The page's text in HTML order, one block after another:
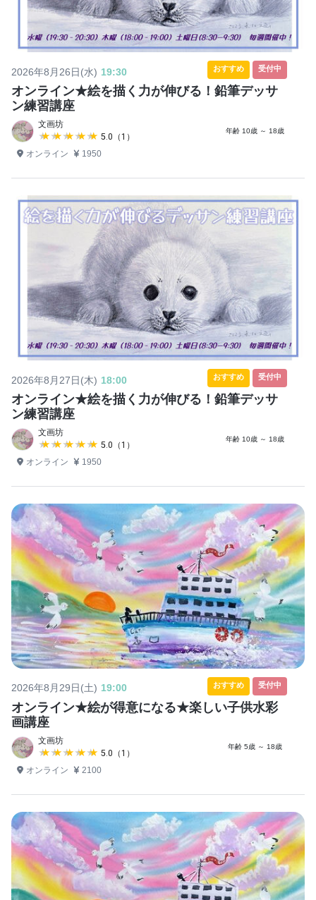
2026年8月26日(水) 19:30 おすすめ 受付中
オンライン★絵を描く力が伸びる！鉛筆デッサ
ン練習講座
文画坊
★★★★★
★★★★★ 5.0（1） 年齢 10歳 ～ 18歳
オンライン 1950
2026年8月27日(木) 18:00 おすすめ 受付中
オンライン★絵を描く力が伸びる！鉛筆デッサ
ン練習講座
文画坊
★★★★★
★★★★★ 5.0（1） 年齢 10歳 ～ 18歳
オンライン 1950
2026年8月29日(土) 19:00 おすすめ 受付中
オンライン★絵が得意になる★楽しい子供水彩
画講座
文画坊
★★★★★
★★★★★ 5.0（1） 年齢 5歳 ～ 18歳
オンライン 2100